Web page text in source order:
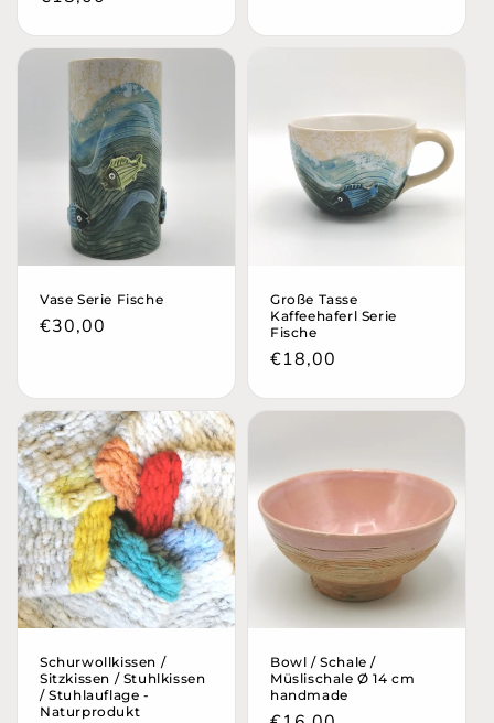
Vase Serie Fische
Normaler
€30,00
Große Tasse
Kaffeehaferl Serie
Fische
Normaler
€18,00
Schurwollkissen /
Sitzkissen / Stuhlkissen
/ Stuhlauflage -
Naturprodukt
Bowl / Schale /
Müslischale Ø 14 cm
handmade